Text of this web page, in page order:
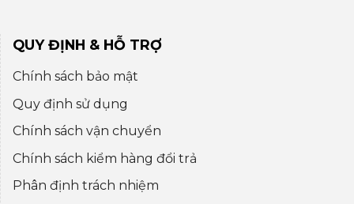
QUY ĐỊNH & HỖ TRỢ
Chính sách bảo mật
Quy định sử dụng
Chính sách vận chuyển
Chính sách kiểm hàng đổi trả
Phân định trách nhiệm